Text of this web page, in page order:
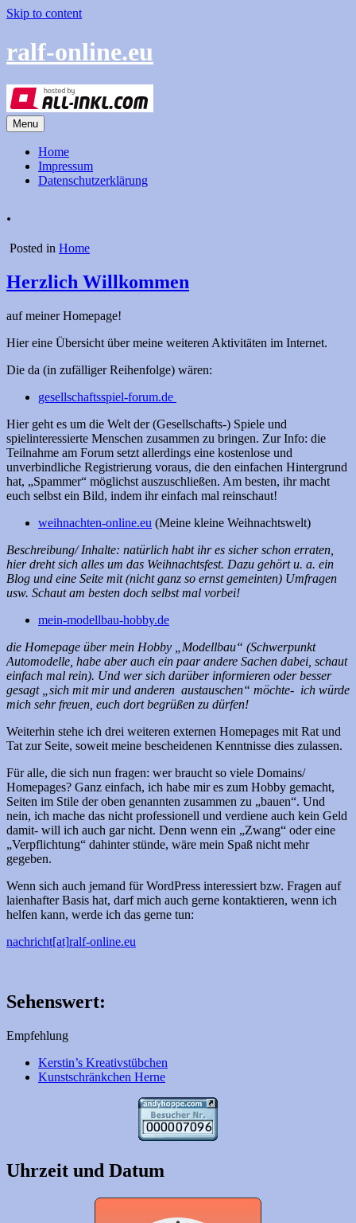
Skip to content
ralf-online.eu
Menu
Home
Impressum
Datenschutzerklärung
.
Posted in Home
Herzlich Willkommen
auf meiner Homepage!
Hier eine Übersicht über meine weiteren Aktivitäten im Internet.
Die da (in zufälliger Reihenfolge) wären:
gesellschaftsspiel-forum.de
Hier geht es um die Welt der (Gesellschafts-) Spiele und
spielinteressierte Menschen zusammen zu bringen. Zur Info: die
Teilnahme am Forum setzt allerdings eine kostenlose und
unverbindliche Registrierung voraus, die den einfachen Hintergrund
hat, „Spammer“ möglichst auszuschließen. Am besten, ihr macht
euch selbst ein Bild, indem ihr einfach mal reinschaut!
weihnachten-online.eu (Meine kleine Weihnachtswelt)
Beschreibung/ Inhalte: natürlich habt ihr es sicher schon erraten,
hier dreht sich alles um das Weihnachtsfest. Dazu gehört u. a. ein
Blog und eine Seite mit (nicht ganz so ernst gemeinten) Umfragen
usw. Schaut am besten doch selbst mal vorbei!
mein-modellbau-hobby.de
die Homepage über mein Hobby „Modellbau“ (Schwerpunkt
Automodelle, habe aber auch ein paar andere Sachen dabei, schaut
einfach mal rein). Und wer sich darüber informieren oder besser
gesagt „sich mit mir und anderen austauschen“ möchte- ich würde
mich sehr freuen, euch dort begrüßen zu dürfen!
Weiterhin stehe ich drei weiteren externen Homepages mit Rat und
Tat zur Seite, soweit meine bescheidenen Kenntnisse dies zulassen.
Für alle, die sich nun fragen: wer braucht so viele Domains/
Homepages? Ganz einfach, ich habe mir es zum Hobby gemacht,
Seiten im Stile der oben genannten zusammen zu „bauen“. Und
nein, ich mache das nicht professionell und verdiene auch kein Geld
damit- will ich auch gar nicht. Denn wenn ein „Zwang“ oder eine
„Verpflichtung“ dahinter stünde, wäre mein Spaß nicht mehr
gegeben.
Wenn sich auch jemand für WordPress interessiert bzw. Fragen auf
laienhafter Basis hat, darf mich auch gerne kontaktieren, wenn ich
helfen kann, werde ich das gerne tun:
nachricht[at]ralf-online.eu
Sehenswert:
Empfehlung
Kerstin’s Kreativstübchen
Kunstschränkchen Herne
Uhrzeit und Datum